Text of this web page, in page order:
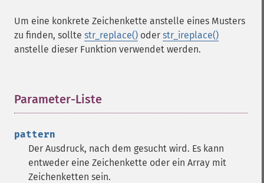
Um eine konkrete Zeichenkette anstelle eines Musters
zu finden, sollte str_replace() oder str_ireplace()
anstelle dieser Funktion verwendet werden.
Parameter-Liste
pattern
Der Ausdruck, nach dem gesucht wird. Es kann
entweder eine Zeichenkette oder ein Array mit
Zeichenketten sein.